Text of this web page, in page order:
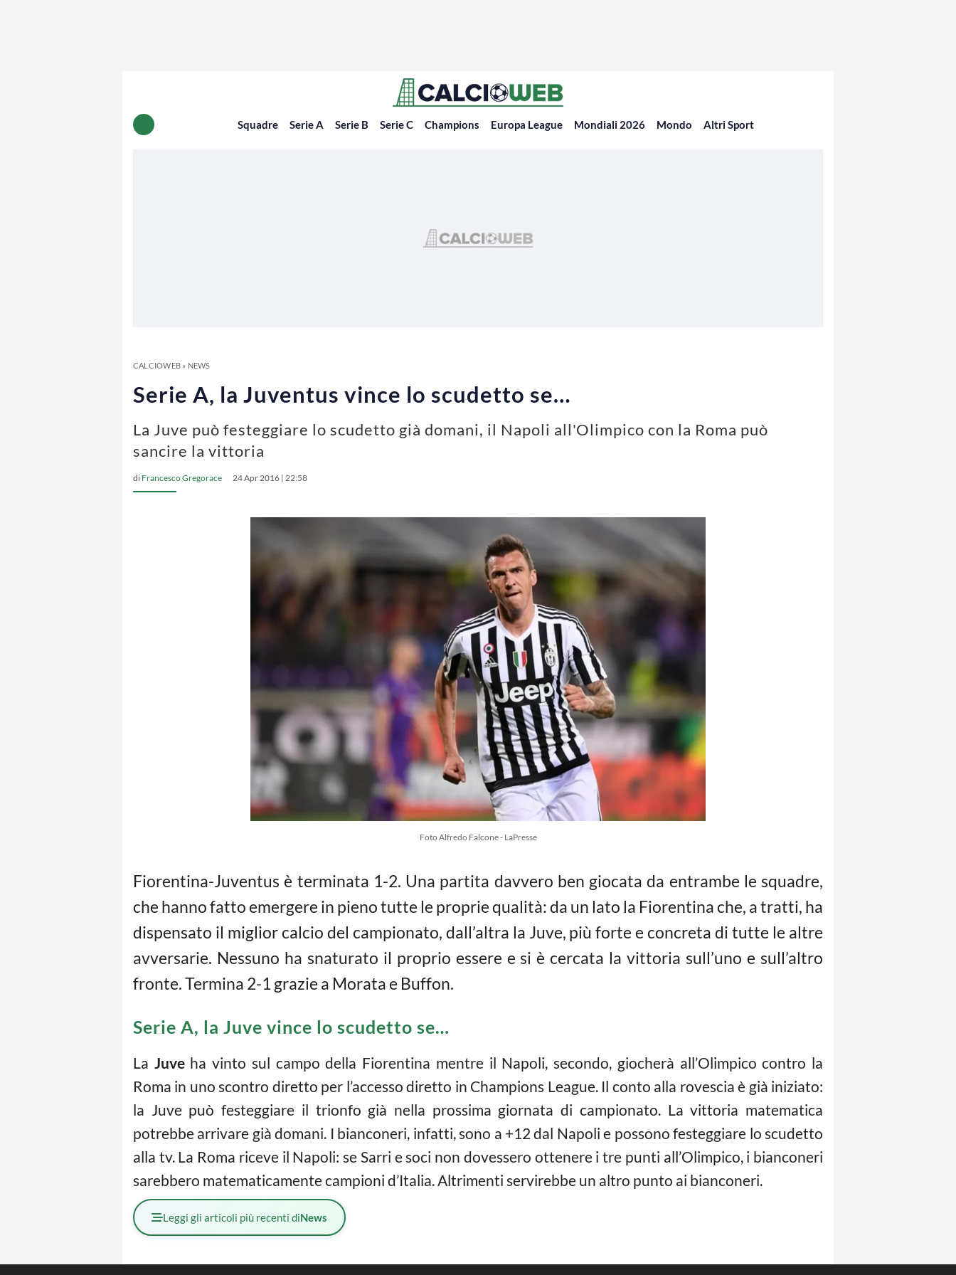
Squadre Serie A Serie B Serie C Champions Europa League Mondiali 2026 Mondo Altri Sport
CALCIOWEB» NEWS
Serie A, la Juventus vince lo scudetto se…
La Juve può festeggiare lo scudetto già domani, il Napoli all'Olimpico con la Roma può
sancire la vittoria
di Francesco Gregorace 24 Apr 2016 | 22:58
Foto Alfredo Falcone - LaPresse
Fiorentina-Juventus è terminata 1-2. Una partita davvero ben giocata da entrambe le squadre,
che hanno fatto emergere in pieno tutte le proprie qualità: da un lato la Fiorentina che, a tratti, ha
dispensato il miglior calcio del campionato, dall’altra la Juve, più forte e concreta di tutte le altre
avversarie. Nessuno ha snaturato il proprio essere e si è cercata la vittoria sull’uno e sull’altro
fronte. Termina 2-1 grazie a Morata e Buffon.
Serie A, la Juve vince lo scudetto se…
La Juveha vinto sul campo della Fiorentina mentre il Napoli, secondo, giocherà all’Olimpico contro la
Roma in uno scontro diretto per l’accesso diretto in Champions League. Il conto alla rovescia è già iniziato:
la Juve può festeggiare il trionfo già nella prossima giornata di campionato. La vittoria matematica
potrebbe arrivare già domani. I bianconeri, infatti, sono a +12 dal Napoli e possono festeggiare lo scudetto
alla tv. La Roma riceve il Napoli: se Sarri e soci non dovessero ottenere i tre punti all’Olimpico, i bianconeri
sarebbero matematicamente campioni d’Italia. Altrimenti servirebbe un altro punto ai bianconeri.
Leggi gli articoli più recenti diNews